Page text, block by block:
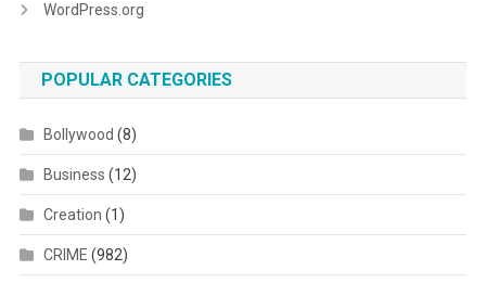
WordPress.org
POPULAR CATEGORIES
Bollywood (8)
Business (12)
Creation (1)
CRIME (982)